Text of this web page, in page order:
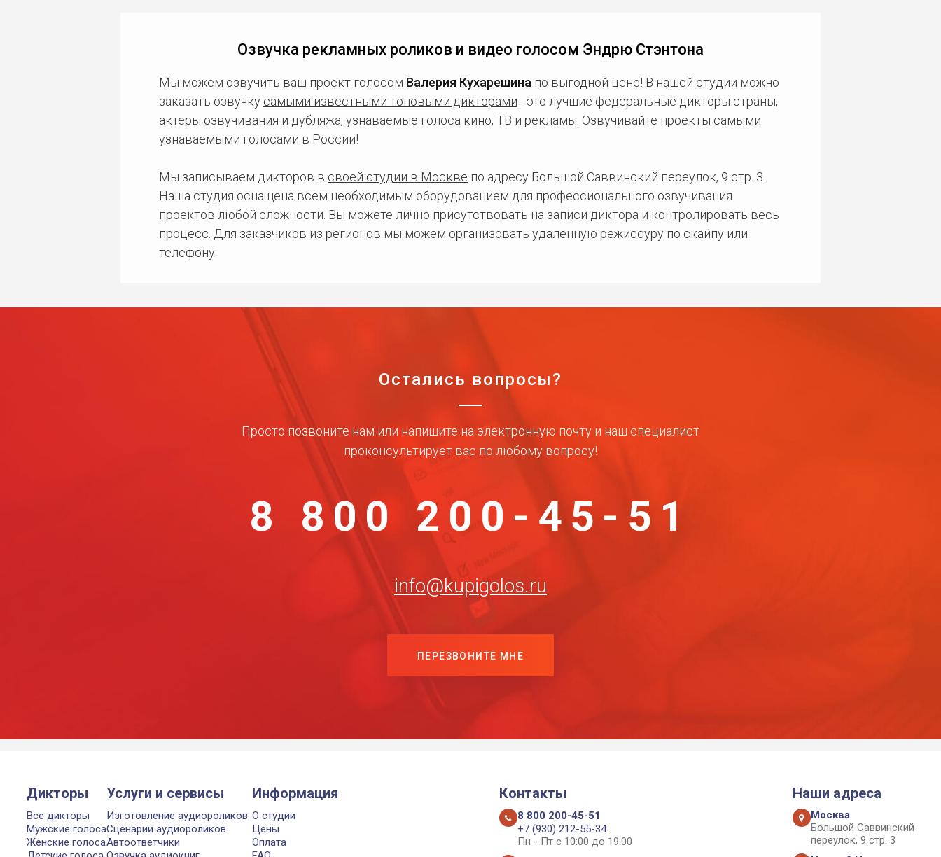
Озвучка рекламных роликов и видео голосом Эндрю Стэнтона
Мы можем озвучить ваш проект голосом Валерия Кухарешина по выгодной цене! В нашей студии можно
заказать озвучку самыми известными топовыми дикторами - это лучшие федеральные дикторы страны,
актеры озвучивания и дубляжа, узнаваемые голоса кино, ТВ и рекламы. Озвучивайте проекты самыми
узнаваемыми голосами в России!
Мы записываем дикторов в своей студии в Москве по адресу Большой Саввинский переулок, 9 стр. 3.
Наша студия оснащена всем необходимым оборудованием для профессионального озвучивания
проектов любой сложности. Вы можете лично присутствовать на записи диктора и контролировать весь
процесс. Для заказчиков из регионов мы можем организовать удаленную режиссуру по скайпу или
телефону.
Остались вопросы?
Просто позвоните нам или напишите на электронную почту и наш специалист
проконсультирует вас по любому вопросу!
8 800 200-45-51
info@kupigolos.ru
ПЕРЕЗВОНИТЕ МНЕ
Дикторы
Все дикторы
Мужские голоса
Женские голоса
Услуги и сервисы
Изготовление аудиороликов
Сценарии аудиороликов
Автоответчики
Информация
О студии
Цены
Оплата
Контакты
8 800 200-45-51
+7 (930) 212-55-34
Пн - Пт с 10:00 до 19:00
Наши адреса
Москва
Большой Саввинский
переулок, 9 стр. 3